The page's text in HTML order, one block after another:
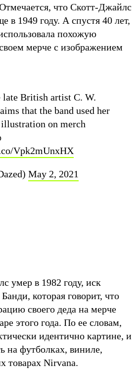
что Скотт-Джайлс
в 1949 году. А спустя 40 лет,
похожую
мерче с изображением
late British artist C. W.
that the band used her
illustration on merch
Vpk2mUnxHX
May 2, 2021
умер в 1982 году, иск
которая говорит, что
своего деда на мерче
этого года. По ее словам,
идентично картине, и
на футболках, виниле,
товарах Nirvana.